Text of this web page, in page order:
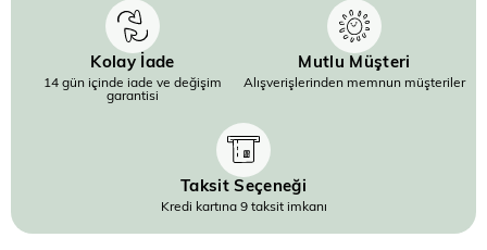
Kolay İade
14 gün içinde iade ve değişim
garantisi
Mutlu Müşteri
Alışverişlerinden memnun müşteriler
Taksit Seçeneği
Kredi kartına 9 taksit imkanı